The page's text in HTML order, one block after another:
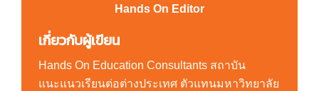
Hands On Editor
เกี่ยวกับผู้เขียน
Hands On Education Consultants สถาบัน
แนะแนวเรียนต่อต่างประเทศ ตัวแทนมหาวิทยาลัย